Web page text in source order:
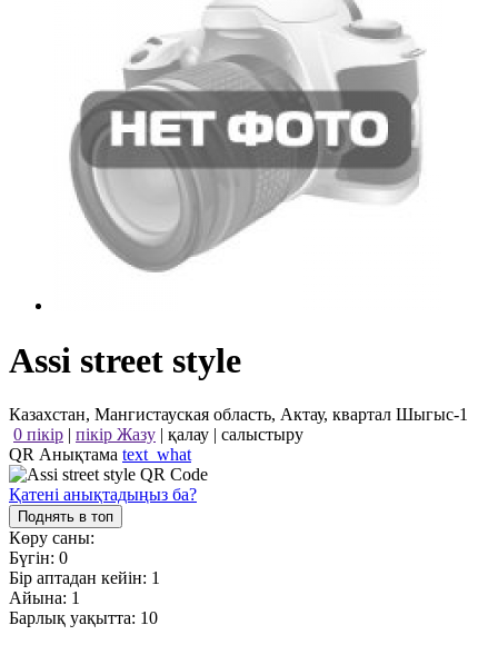
Assi street style
Казахстан, Мангистауская область, Актау, квартал Шыгыс-1
0 пікір | пікір Жазу | қалау | салыстыру
QR Анықтама text_what
Қатені анықтадыңыз ба?
Поднять в топ
Көру саны:
Бүгін: 0
Бір аптадан кейін: 1
Айына: 1
Барлық уақытта: 10